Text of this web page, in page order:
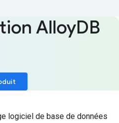
AlloyDB
logiciel de base de données